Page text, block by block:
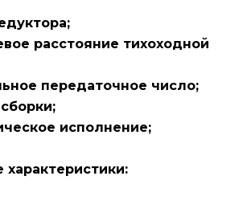
расстояние тихоходной
передаточное число;
исполнение;
характеристики: